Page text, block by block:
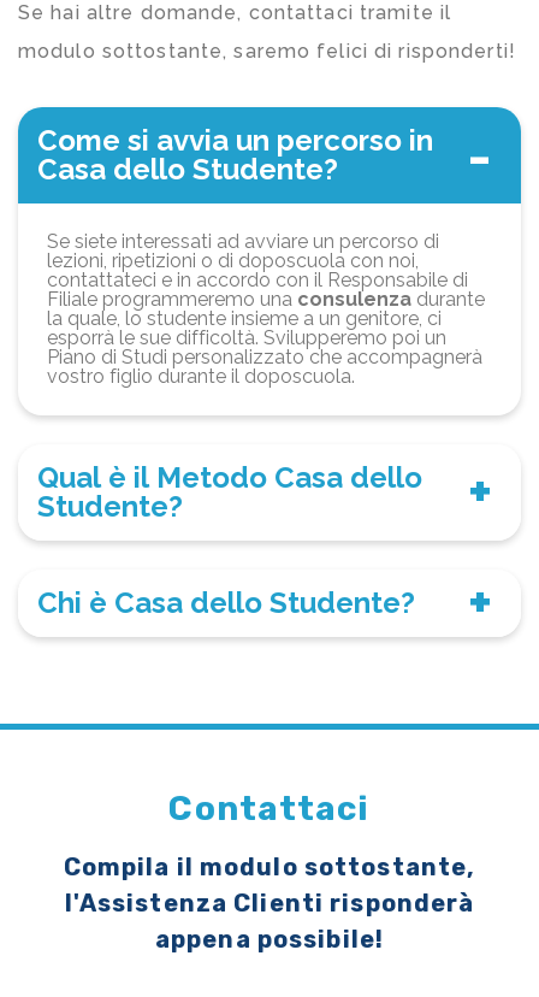
Se hai altre domande, contattaci tramite il
modulo sottostante, saremo felici di risponderti!
Come si avvia un percorso in
Casa dello Studente?
Se siete interessati ad avviare un percorso di
lezioni, ripetizioni o di doposcuola con noi,
contattateci e in accordo con il Responsabile di
Filiale programmeremo una consulenza durante
la quale, lo studente insieme a un genitore, ci
esporrà le sue difficoltà. Svilupperemo poi un
Piano di Studi personalizzato che accompagnerà
vostro figlio durante il doposcuola.
Qual è il Metodo Casa dello
Studente?
Chi è Casa dello Studente?
Contattaci
Compila il modulo sottostante,
l'Assistenza Clienti risponderà
appena possibile!